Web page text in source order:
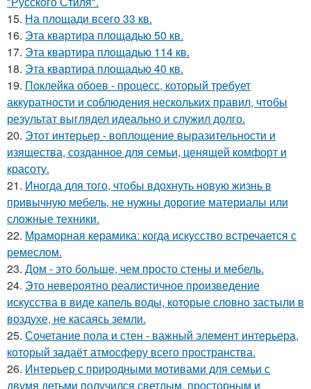
15. На площади всего 33 кв.
16. Эта квартира площадью 50 кв.
17. Эта квартира площадью 114 кв.
18. Эта квартира площадью 40 кв.
19. Поклейка обоев - процесс, который требует
аккуратности и соблюдения нескольких правил, чтобы
результат выглядел идеально и служил долго.
20. Этот интерьер - воплощение выразительности и
изящества, созданное для семьи, ценящей комфорт и
красоту.
21. Иногда для того, чтобы вдохнуть новую жизнь в
привычную мебель, не нужны дорогие материалы или
сложные техники.
22. Мраморная керамика: когда искусство встречается с
ремеслом.
23. Дом - это больше, чем просто стены и мебель.
24. Это невероятно реалистичное произведение
искусства в виде капель воды, которые словно застыли в
воздухе, не касаясь земли.
25. Сочетание пола и стен - важный элемент интерьера,
который задаёт атмосферу всего пространства.
26. Интерьер с природными мотивами для семьи с
двумя детьми получился светлым, просторным и